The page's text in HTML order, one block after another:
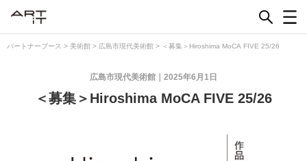
パートナーブース > 美術館 > 広島市現代美術館 > ＜募集＞Hiroshima MoCA FIVE 25/26
2025年6月1日
広島市現代美術館
＜募集＞Hiroshima MoCA FIVE 25/26